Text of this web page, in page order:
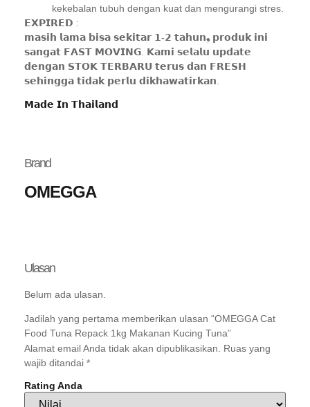
kekebalan tubuh dengan kuat dan mengurangi stres.
𝗘𝗫𝗣𝗜𝗥𝗘𝗗 :
𝗺𝗮𝘀𝗶𝗵 𝗹𝗮𝗺𝗮 𝗯𝗶𝘀𝗮 𝘀𝗲𝗸𝗶𝘁𝗮𝗿 𝟭-𝟮 𝘁𝗮𝗵𝘂𝗻❟ 𝗽𝗿𝗼𝗱𝘂𝗸 𝗶𝗻𝗶
𝘀𝗮𝗻𝗴𝗮𝘁 𝗙𝗔𝗦𝗧 𝗠𝗢𝗩𝗜𝗡𝗚. 𝗞𝗮𝗺𝗶 𝘀𝗲𝗹𝗮𝗹𝘂 𝘂𝗽𝗱𝗮𝘁𝗲
𝗱𝗲𝗻𝗴𝗮𝗻 𝗦𝗧𝗢𝗞 𝗧𝗘𝗥𝗕𝗔𝗥𝗨 𝘁𝗲𝗿𝘂𝘀 𝗱𝗮𝗻 𝗙𝗥𝗘𝗦𝗛
𝘀𝗲𝗵𝗶𝗻𝗴𝗴𝗮 𝘁𝗶𝗱𝗮𝗸 𝗽𝗲𝗿𝗹𝘂 𝗱𝗶𝗸𝗵𝗮𝘄𝗮𝘁𝗶𝗿𝗸𝗮𝗻.
𝗠𝗮𝗱𝗲 𝗜𝗻 𝗧𝗵𝗮𝗶𝗹𝗮𝗻𝗱
Brand
OMEGGA
Ulasan
Belum ada ulasan.
Jadilah yang pertama memberikan ulasan “OMEGGA Cat
Food Tuna Repack 1kg Makanan Kucing Tuna”
Alamat email Anda tidak akan dipublikasikan. Ruas yang
wajib ditandai *
Rating Anda